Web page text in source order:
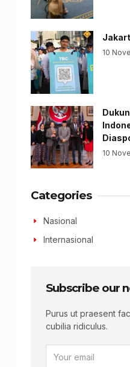
10
10
Categories
Nasional
Internasional
Subscribe our
Purus ut praesent
cubilia ridiculus.